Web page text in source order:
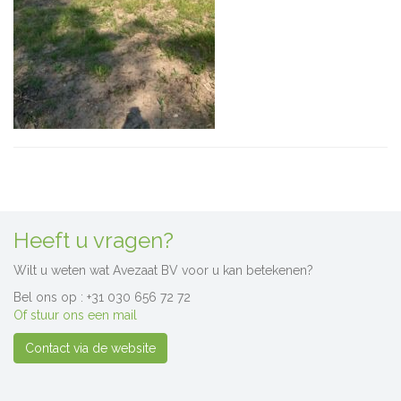
Heeft u vragen?
Wilt u weten wat Avezaat BV voor u kan betekenen?
Bel ons op : +31 030 656 72 72
Of stuur ons een mail
Contact via de website